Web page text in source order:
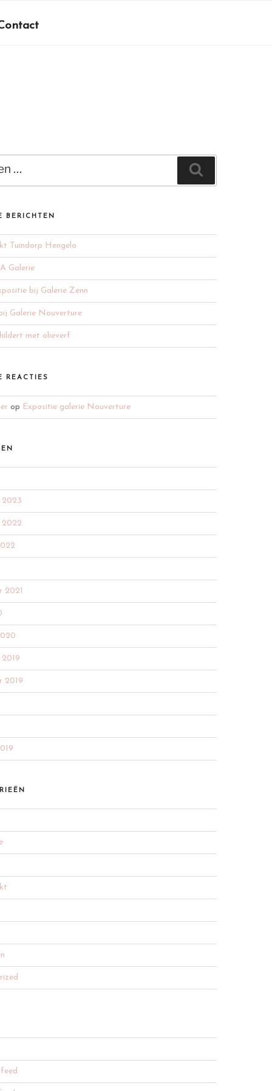
BERICHTEN
Tuindorp Hengelo
Galerie
bij Galerie Zenn
Galerie Nouverture
met olieverf
REACTIES
op Expositie galerie Nouverture
2023
2022
2021
2019